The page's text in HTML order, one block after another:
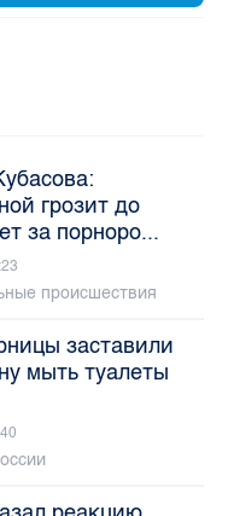
грозит до
за порноро...
происшествия
заставили
мыть туалеты